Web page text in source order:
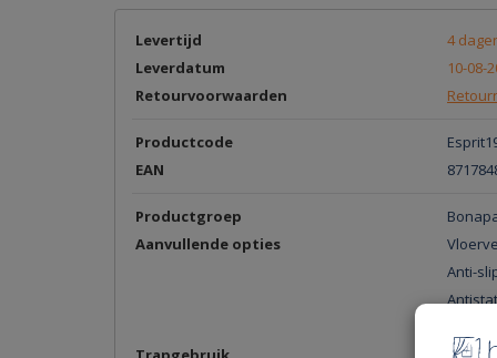
Levertijd
4
Leverdatum
10-08-
Retourvoorwaarden
Productcode
EAN
Productgroep
Aanvullende opties
Anti-